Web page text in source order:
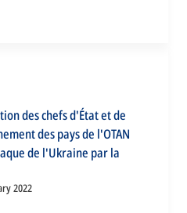
des chefs d'État et de
des pays de l'OTAN
de l'Ukraine par la
2022